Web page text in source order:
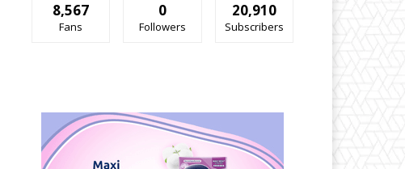
8,567
Fans
0
Followers
20,910
Subscribers